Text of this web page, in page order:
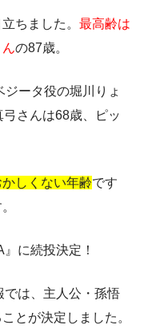
ちました。 最高齢は
の87歳。
ータ役の堀川りょ
さんは68歳、ピッ
しくない年齢です
に続投決定！
では、主人公・孫悟
とが決定しました。